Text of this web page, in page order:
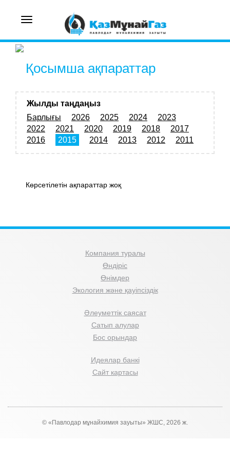
Toggle
Қосымша ақпараттар
Жылды таңдаңыз
Барлығы
2026 2025 2024
2023
2022
2021 2020 2019 2018
2017
2016
2015 2014 2013 2012 2011
Көрсетілетін ақпараттар жоқ
Компания туралы
Өндіріс
Өнімдер
Экология және қауіпсіздік
Әлеуметтік саясат
Сатып алулар
Бос орындар
Идеялар банкі
Сайт картасы
© «Павлодар мұнайхимия зауыты» ЖШС, 2026 ж.